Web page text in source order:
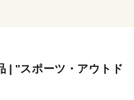
について
| "スポーツ・アウトド